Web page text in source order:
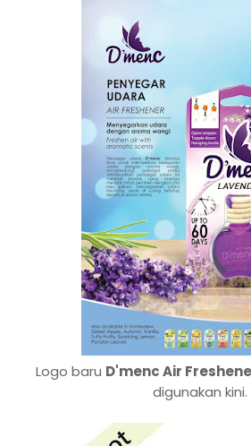
Logo baru D'menc Air
digunakan kini.